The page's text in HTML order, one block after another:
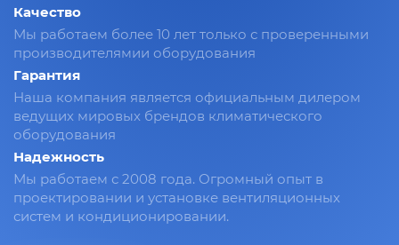
Качество
Мы работаем более 10 лет только с проверенными
производителямии оборудования
Гарантия
Наша компания является официальным дилером
ведущих мировых брендов климатического
оборудования
Надежность
Мы работаем с 2008 года. Огромный опыт в
проектировании и установке вентиляционных
систем и кондиционировании.